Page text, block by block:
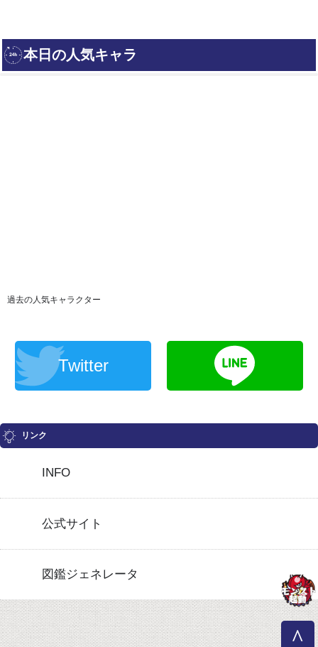
過去の人気キャラクター
Twitter
リンク
INFO
公式サイト
図鑑ジェネレータ